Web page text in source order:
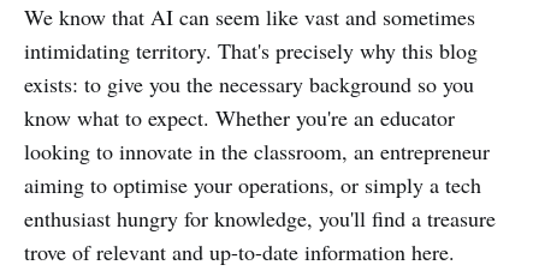
We know that AI can seem like vast and sometimes
intimidating territory. That's precisely why this blog
exists: to give you the necessary background so you
know what to expect. Whether you're an educator
looking to innovate in the classroom, an entrepreneur
aiming to optimise your operations, or simply a tech
enthusiast hungry for knowledge, you'll find a treasure
trove of relevant and up-to-date information here.